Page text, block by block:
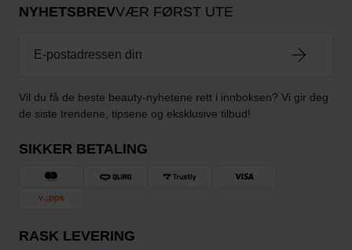
NYHETSBREVVÆR FØRST UTE
Vil du få de beste beauty-nyhetene rett i innboksen? Vi gir deg
de siste trendene, tipsene og eksklusive tilbud!
SIKKER BETALING
RASK LEVERING